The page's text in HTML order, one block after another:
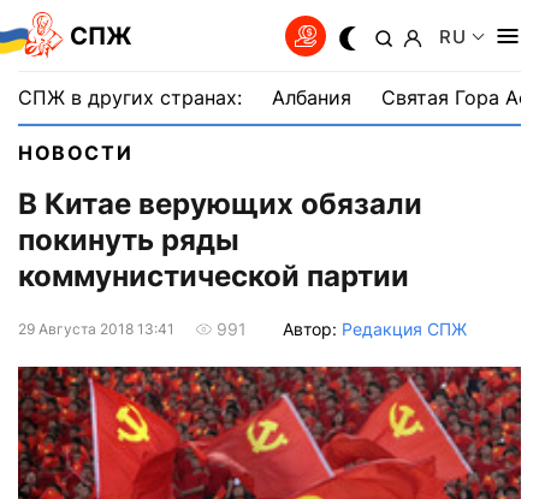
СПЖ RU
СПЖ в других странах: Албания Святая Гора
НОВОСТИ
В Китае верующих обязали
покинуть ряды
коммунистической партии
29 Августа 2018 13:41 991 Автор: Редакция СПЖ